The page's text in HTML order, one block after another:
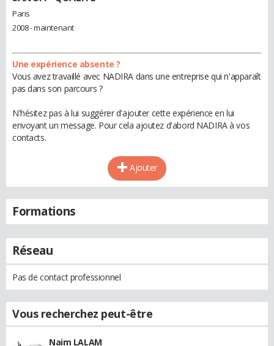
Paris
2008 - maintenant
Une expérience absente ?
Vous avez travaillé avec NADIRA dans une entreprise qui n'apparaît
pas dans son parcours ?
N'hésitez pas à lui suggérer d'ajouter cette expérience en lui
envoyant un message. Pour cela ajoutez d'abord NADIRA à vos
contacts.
Ajouter
Formations
Réseau
Pas de contact professionnel
Vous recherchez peut-être
Naim LALAM